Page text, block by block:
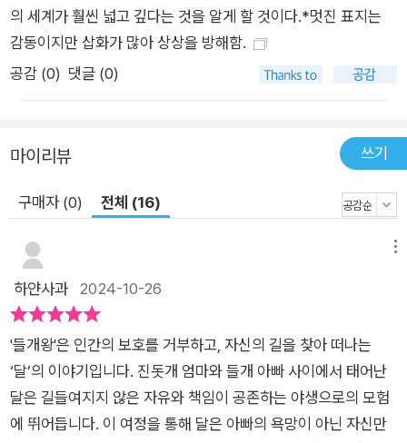
달에게 직접 지은 이름과 ‘들개왕과의 조우’라는 삶의 과제를 남
기고 홀연히 사라진 아빠 역시 마찬가지다. 아빠가 사라진 뒤로
달은 들개왕을 만나 푸른늑대의 노래를 듣는 것을 목표이자 거룩
것이나 다름없다. 내내 들개왕을 찾아 떠돌던 달은 비로소 마지막
에 이르러서야 그를 옭아매던 ‘들개왕’이라는 족쇄를 풀고 자신의
노래를 부르며 “이제 더는 진짜 들개왕을 찾지 않을 거”라고 다
짐한다. 부디 이 책을 집어 든 모든 독자가 모든 통제와 속박을 벗
고 마침내 백두 대간 깊은 숲속으로 훌훌 떠나는 달을 통해 짜릿
한 카타르시스를 느끼길 바란다.
의 세계가 훨씬 넓고 깊다는 것을 알게 할 것이다.*멋진 표지는
감동이지만 삽화가 많아 상상을 방해함.
공감 (0) 댓글 (0)
마이리뷰 쓰기
구매자 (0) 전체 (16)
하얀사과 2024-10-26
'들개왕'은 인간의 보호를 거부하고, 자신의 길을 찾아 떠나는
‘달’의 이야기입니다. 진돗개 엄마와 들개 아빠 사이에서 태어난
달은 길들여지지 않은 자유와 책임이 공존하는 야생으로의 모험
에 뛰어듭니다. 이 여정을 통해 달은 아빠의 욕망이 아닌 자신만